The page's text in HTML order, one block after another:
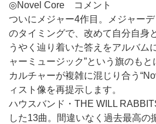
◎Novel Core コメント
ついにメジャー4作目。メジャー
のタイミングで、改めて自分自身
うやく辿り着いた答えをアルバム
ャーミュージック”という旗のも
カルチャーが複雑に混じり合う
ィスト像を再提示します。
ハウスバンド・THE WILL
した13曲。間違いなく過去最高の